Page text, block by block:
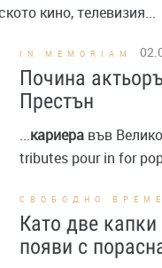
кино, телевизия...
IN MEMORIAM
Почина
Престън
...кариера във
tributes pour in for
СВОБОДНО ВРЕМЕ
Като две
появи с